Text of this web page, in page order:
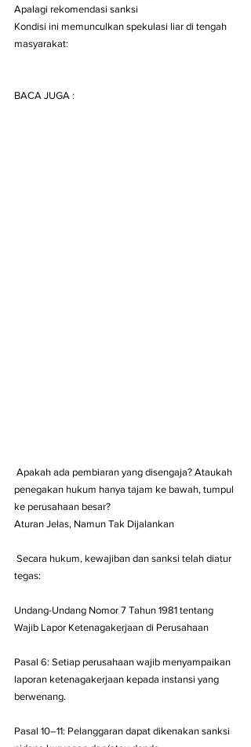
Apalagi rekomendasi sanksi
Kondisi ini memunculkan spekulasi liar di tengah
masyarakat:
BACA JUGA :
penegakan hukum hanya tajam ke bawah, tumpul
ke perusahaan besar?
Aturan Jelas, Namun Tak Dijalankan
tegas:
Undang-Undang Nomor 7 Tahun 1981 tentang
Wajib Lapor Ketenagakerjaan di Perusahaan
Pasal 6: Setiap perusahaan wajib menyampaikan
laporan ketenagakerjaan kepada instansi yang
berwenang.
Pasal 10–11: Pelanggaran dapat dikenakan sanksi